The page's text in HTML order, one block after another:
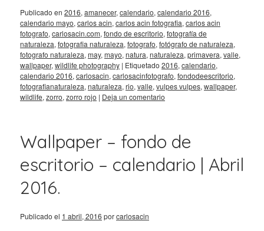
Publicado en 2016, amanecer, calendario, calendario 2016,
calendario mayo, carlos acin, carlos acin fotografia, carlos acin
fotografo, carlosacin.com, fondo de escritorio, fotografía de
naturaleza, fotografia naturaleza, fotografo, fotógrafo de naturaleza,
fotografo naturaleza, may, mayo, natura, naturaleza, primavera, valle,
wallpaper, wildlife photography | Etiquetado 2016, calendario,
calendario 2016, carlosacin, carlosacinfotografo, fondodeescritorio,
fotografianaturaleza, naturaleza, rio, valle, vulpes vulpes, wallpaper,
wildlife, zorro, zorro rojo | Deja un comentario
Wallpaper – fondo de
escritorio – calendario | Abril
2016.
Publicado el 1 abril, 2016 porcarlosacin